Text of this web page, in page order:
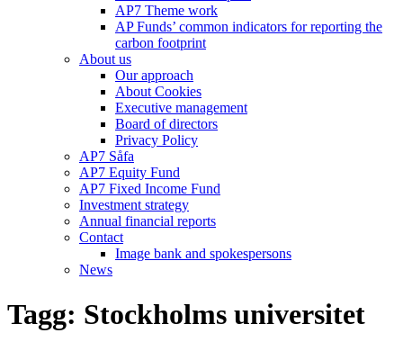
AP7 Theme work
AP Funds’ common indicators for reporting the
carbon footprint
About us
Our approach
About Cookies
Executive management
Board of directors
Privacy Policy
AP7 Såfa
AP7 Equity Fund
AP7 Fixed Income Fund
Investment strategy
Annual financial reports
Contact
Image bank and spokespersons
News
Tagg: Stockholms universitet